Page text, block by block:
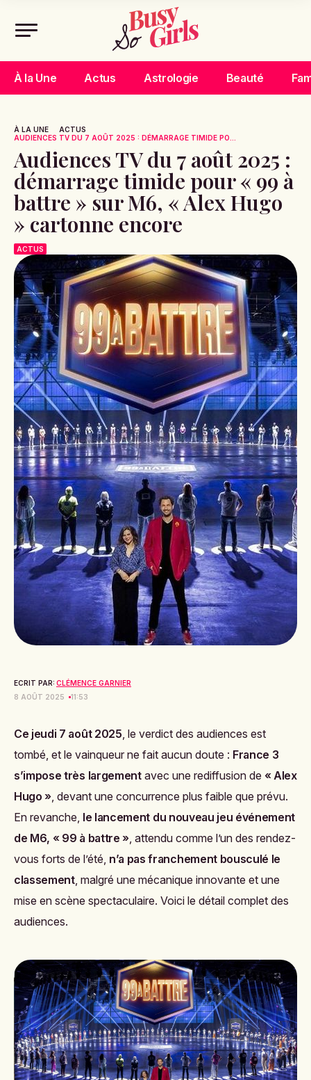
À la Une Actus Astrologie Beauté
À LA UNE
ACTUS
AUDIENCES TV DU 7 AOÛT 2025 : DÉMARRAGE TIMIDE PO...
Audiences TV du 7 août 2025 :
démarrage timide pour « 99 à
battre » sur M6, « Alex Hugo
» cartonne encore
ACTUS
ECRIT PAR: CLÉMENCE GARNIER
8 AOÛT 2025
11:53
Ce jeudi 7 août 2025, le verdict des audiences est
tombé, et le vainqueur ne fait aucun doute : France 3
s’impose très largementavec une rediffusion de « Alex
Hugo », devant une concurrence plus faible que prévu.
En revanche, le lancement du nouveau jeu événement
de M6, « 99 à battre », attendu comme l’un des rendez-
vous forts de l’été, n’a pas franchement bousculé le
classement, malgré une mécanique innovante et une
mise en scène spectaculaire. Voici le détail complet des
audiences.